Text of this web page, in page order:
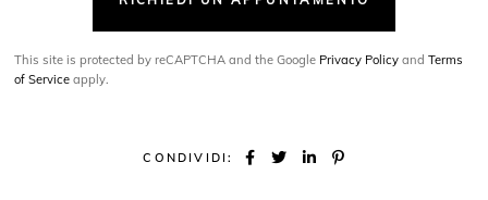
This site is protected by reCAPTCHA and the Google Privacy Policy andTerms
of Service apply.
CONDIVIDI: